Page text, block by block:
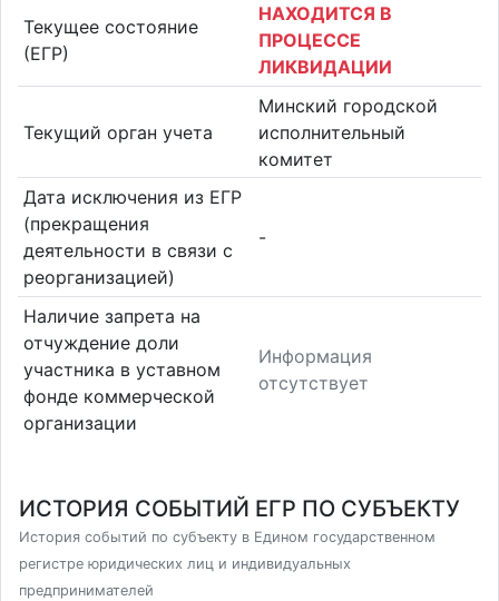
Текущее состояние
(ЕГР)
НАХОДИТСЯ В
ПРОЦЕССЕ
ЛИКВИДАЦИИ
Текущий орган учета
Минский городской
исполнительный
комитет
Дата исключения из ЕГР
(прекращения
деятельности в связи с
реорганизацией)
-
Наличие запрета на
отчуждение доли
участника в уставном
фонде коммерческой
организации
Информация
отсутствует
ИСТОРИЯ СОБЫТИЙ ЕГР ПО СУБЪЕКТУ
История событий по субъекту в Едином государственном
регистре юридических лиц и индивидуальных
предпринимателей